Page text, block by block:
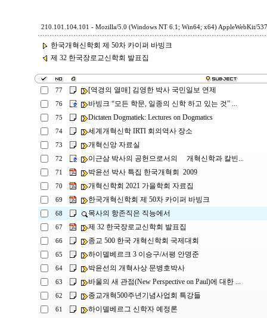
210.101.104.101 - Mozilla/5.0 (Windows NT 6.1; Win64; x64) AppleWebKit/
한국개혁신학회 제 50차 카이퍼 바빙크
제 32 한국장로교신학회 발표집
77 [역경의 열매] 김영한 박사 국민일보 연제
76 바빙크 “모든 학문, 일종의 신학 하고 있는 것” ...
75 Dictaten Dogmatiek: Lectures on Dogmatics
74 세계개혁신학 IRTI 회의역사 장소
73 개혁신앙 자료실
72 이근삼 박사의 공헌으로서의 개혁신학과 칼빈...
71 박윤선 박사 특집 한국개혁회 2009
70 개혁신학회 2021 가을학회 자료집
69 한국개혁신학회 제 50차 카이퍼 바빙크
68 목사의 항존직은 직능에서
67 제 32 한국장로교신학회 발표집
66 종교 500 한국 개혁신학회 국제대회
65 하이델베르크 3 이승구/서평 안명준
64 박윤선의 개혁사상 문병호박사
63 바울의 새 관점(New Perspective on Paul)에 대한 ...
62 종교개혁500주년기념사업회 특강들
61 하이델베르그 신학자 예정론